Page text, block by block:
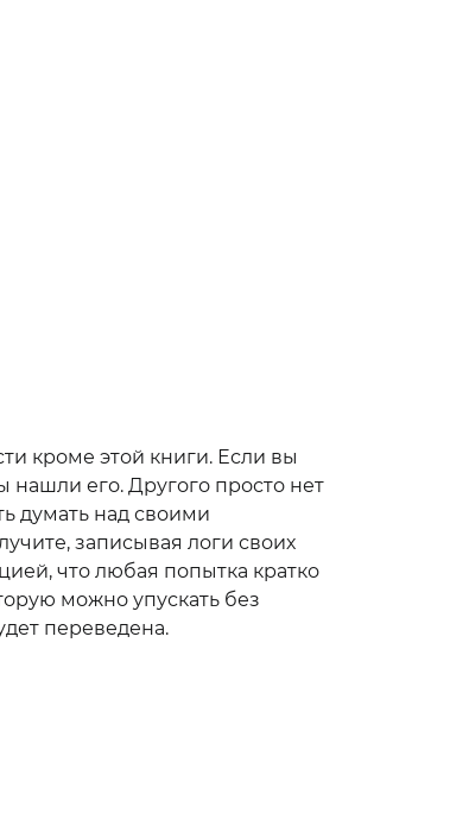
кроме этой книги. Если вы
нашли его. Другого просто нет
думать над своими
записывая логи своих
что любая попытка кратко
можно упускать без
переведена.